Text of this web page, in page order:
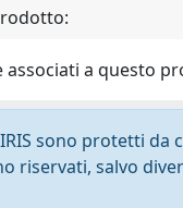
associati a questo
sono protetti da
riservati, salvo